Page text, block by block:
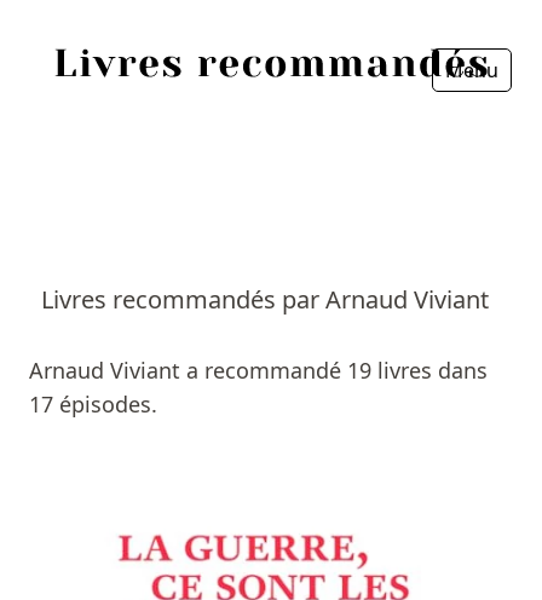
Menu
Livres recommandés par Arnaud Viviant
Arnaud Viviant a recommandé 19 livres dans
17 épisodes.
Livres
Prix littéraires
Fermer